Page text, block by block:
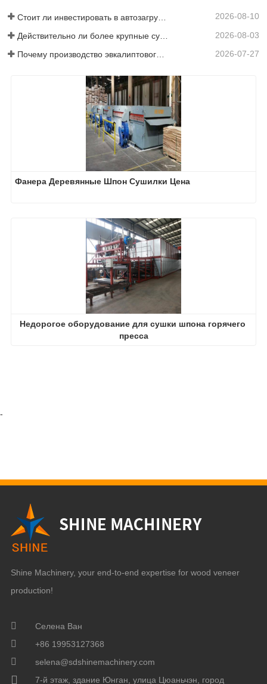
2026-08-10
2026-08-03
Почему производство эвкалиптового напольного покрытия требует сушилки для шпона? 2026-07-27
Фанера Деревянные Шпон Сушилки Цена
Недорогое оборудование для сушки шпона горячего
пресса
-
Shine Machinery, your end-to-end expertise for wood veneer
production!
Селена Ван
+86 19953127368
selena@sdshinemachinery.com
7-й этаж, здание Юнган, улица Цюаньчэн, город